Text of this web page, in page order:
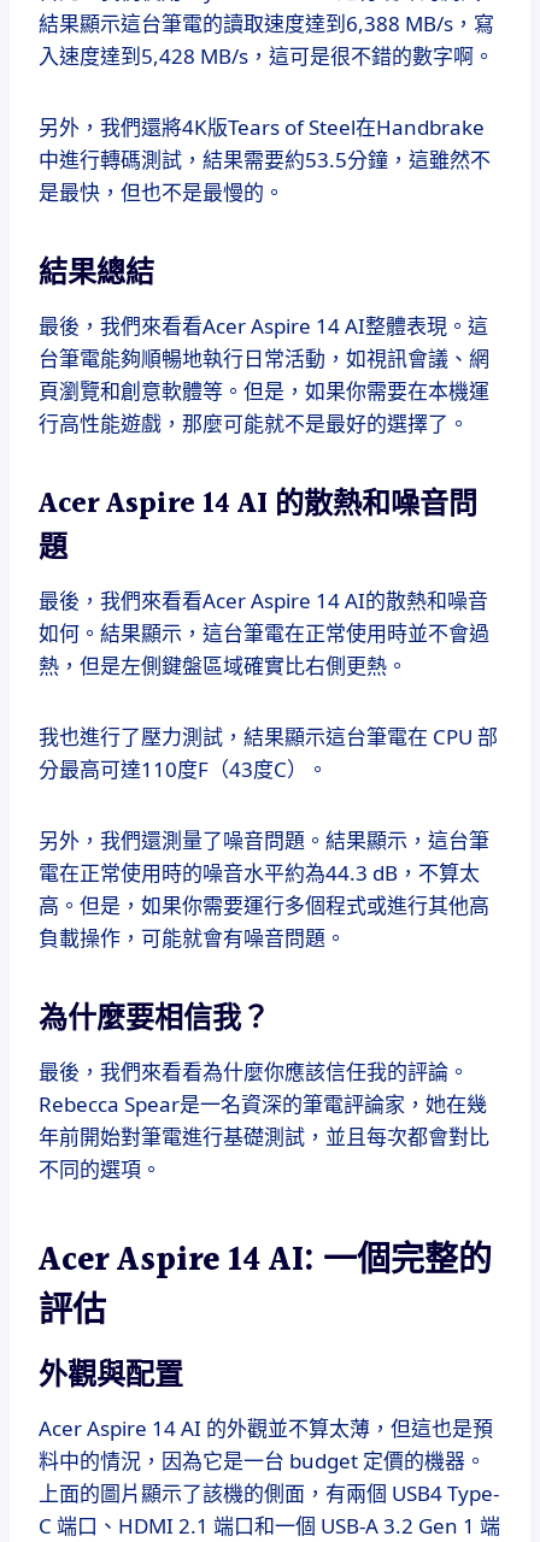
結果顯示這台筆電的讀取速度達到6,388 MB/s，寫
入速度達到5,428 MB/s，這可是很不錯的數字啊。
另外，我們還將4K版Tears of Steel在Handbrake
中進行轉碼測試，結果需要約53.5分鐘，這雖然不
是最快，但也不是最慢的。
結果總結
最後，我們來看看Acer Aspire 14 AI整體表現。這
台筆電能夠順暢地執行日常活動，如視訊會議、網
頁瀏覽和創意軟體等。但是，如果你需要在本機運
行高性能遊戲，那麼可能就不是最好的選擇了。
Acer Aspire 14 AI 的散熱和噪音問
題
最後，我們來看看Acer Aspire 14 AI的散熱和噪音
如何。結果顯示，這台筆電在正常使用時並不會過
熱，但是左側鍵盤區域確實比右側更熱。
我也進行了壓力測試，結果顯示這台筆電在 CPU 部
分最高可達110度F（43度C）。
另外，我們還測量了噪音問題。結果顯示，這台筆
電在正常使用時的噪音水平約為44.3 dB，不算太
高。但是，如果你需要運行多個程式或進行其他高
負載操作，可能就會有噪音問題。
為什麼要相信我？
最後，我們來看看為什麼你應該信任我的評論。
Rebecca Spear是一名資深的筆電評論家，她在幾
年前開始對筆電進行基礎測試，並且每次都會對比
不同的選項。
Acer Aspire 14 AI: 一個完整的
評估
外觀與配置
Acer Aspire 14 AI 的外觀並不算太薄，但這也是預
料中的情況，因為它是一台 budget 定價的機器。
上面的圖片顯示了該機的側面，有兩個 USB4 Type-
C 端口、HDMI 2.1 端口和一個 USB-A 3.2 Gen 1 端